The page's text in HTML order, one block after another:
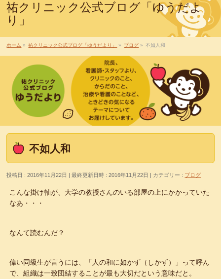
祐クリニック公式ブログ「ゆうだよ
り」
ホーム » 祐クリニック公式ブログ「ゆうだより」 » ブログ » 不如人和
不如人和
投稿日 : 2016年11月22日 最終更新日時 : 2016年11月22日 カテゴリー : ブログ
こんな掛け軸が、大学の教授さんのいる部屋の上にかかっていた
なあ・・・
なんて読むんだ？
偉い同級生が言うには、「人の和に如かず（しかず）」って呼ん
で、組織は一致団結することが最も大切だという意味だと。